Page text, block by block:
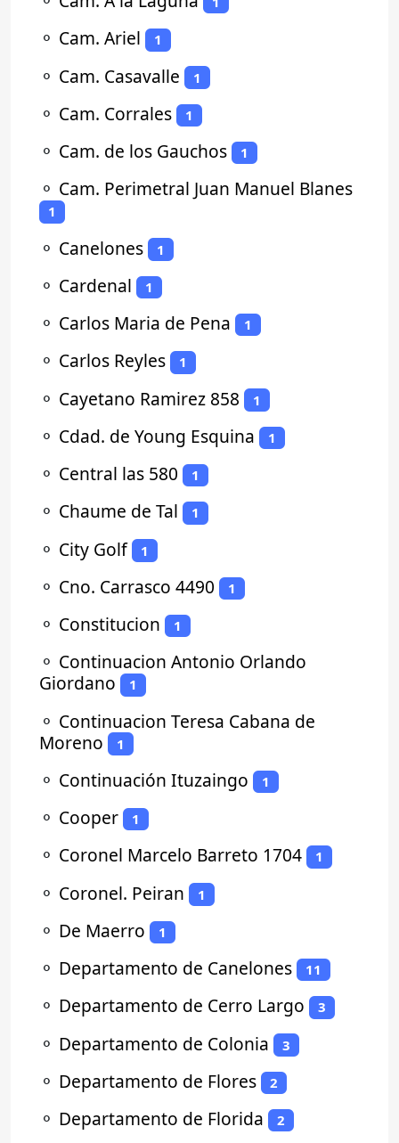
⚬ Cam. Ariel 1
⚬ Cam. Casavalle 1
⚬ Cam. Corrales 1
⚬ Cam. de los Gauchos 1
⚬ Cam. Perimetral Juan Manuel Blanes
1
⚬ Canelones 1
⚬ Cardenal 1
⚬ Carlos Maria de Pena 1
⚬ Carlos Reyles 1
⚬ Cayetano Ramirez 858 1
⚬ Cdad. de Young Esquina 1
⚬ Central las 580 1
⚬ Chaume de Tal 1
⚬ City Golf 1
⚬ Cno. Carrasco 4490 1
⚬ Constitucion 1
⚬ Continuacion Antonio Orlando
Giordano
1
⚬ Continuacion Teresa Cabana de
Moreno
1
⚬ Continuación Ituzaingo 1
⚬ Cooper 1
⚬ Coronel Marcelo Barreto 1704 1
⚬ Coronel. Peiran 1
⚬ De Maerro 1
⚬ Departamento de Canelones 11
⚬ Departamento de Cerro Largo 3
⚬ Departamento de Colonia 3
⚬ Departamento de Flores 2
⚬ Departamento de Florida 2